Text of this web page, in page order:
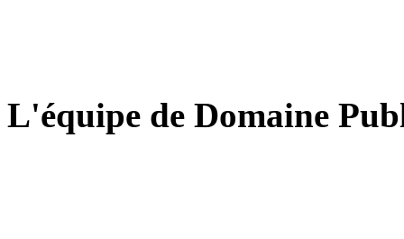
L'équipe de Domaine